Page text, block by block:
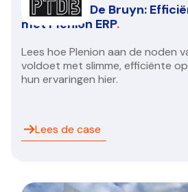
Proftech & De Bruyn:
met Plenion ERP.
Lees hoe Plenion aan de noden
voldoet met slimme, efficiënte
hun ervaringen hier.
Lees de case